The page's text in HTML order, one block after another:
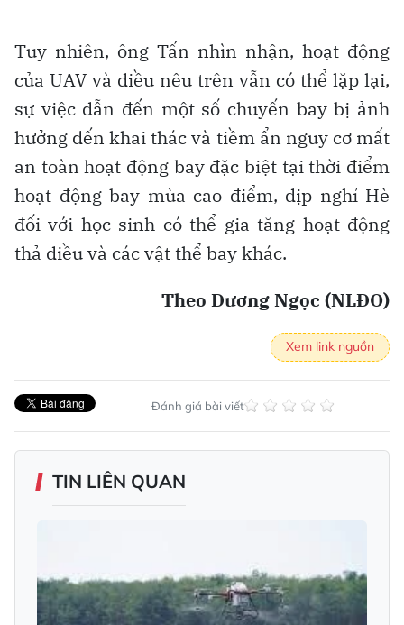
Tuy nhiên, ông Tấn nhìn nhận, hoạt động
của UAV và diều nêu trên vẫn có thể lặp lại,
sự việc dẫn đến một số chuyến bay bị ảnh
hưởng đến khai thác và tiềm ẩn nguy cơ mất
an toàn hoạt động bay đặc biệt tại thời điểm
hoạt động bay mùa cao điểm, dịp nghỉ Hè
đối với học sinh có thể gia tăng hoạt động
thả diều và các vật thể bay khác.
Theo Dương Ngọc (NLĐO)
Xem link nguồn
Đánh giá bài viết
TIN LIÊN QUAN